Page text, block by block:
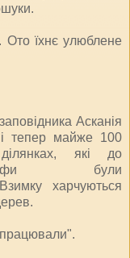
їхнє улюблене
Асканія
тепер майже 100
які до
були
харчуються